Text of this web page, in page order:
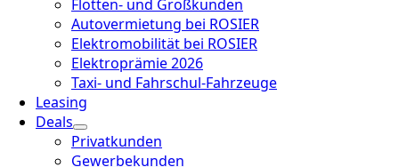
Flotten- und Großkunden
Autovermietung bei ROSIER
Elektromobilität bei ROSIER
Elektroprämie 2026
Taxi- und Fahrschul-Fahrzeuge
Leasing
Deals
Privatkunden
Gewerbekunden